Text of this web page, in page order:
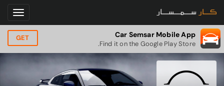
Car Semsar Mobile App
Find it on the Google Play Store.
GET